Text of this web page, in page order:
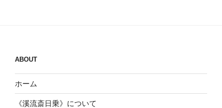
ABOUT
ホーム
《溪流斎日乗》について